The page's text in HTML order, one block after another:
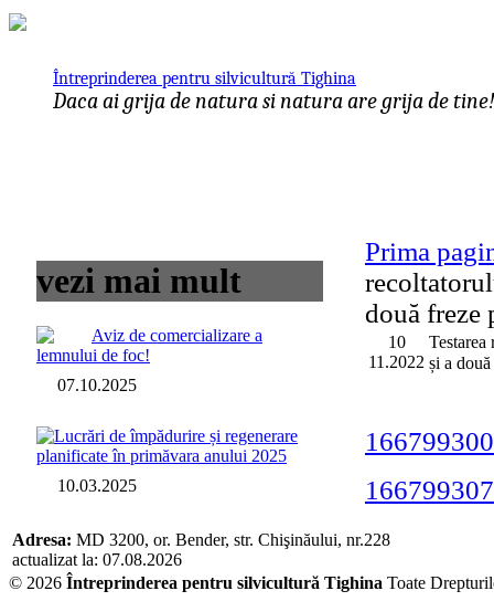
Întreprinderea pentru silvicultură Tighina
Daca ai grija de natura si natura are grija de tine!
vezi mai mult
Aviz de comercializare a
lemnului de foc!
07.10.2025
Lucrări de împădurire și regenerare
planificate în primăvara anului 2025
10.03.2025
Prima
două freze
10
11.2022 și a
Adresa: MD 3200, or. Bender, str. Chişinăului, nr.228
actualizat la: 07.08.2026
© 2026 Întreprinderea pentru silvicultură Tighina Toate